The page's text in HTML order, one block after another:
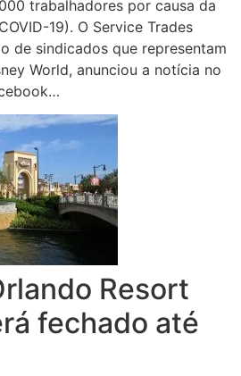
trabalhadores por causa da
19). O Service Trades
de sindicados que representam
World, anunciou a notícia no
Resort
fechado até